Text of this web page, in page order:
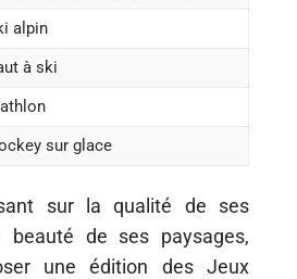
alpin
à ski
sur glace
sur la qualité de ses
de ses paysages,
une édition des Jeux